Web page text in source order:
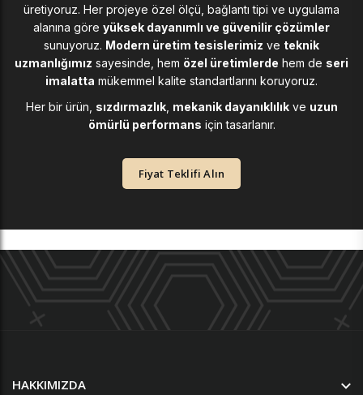
üretiyoruz. Her projeye özel ölçü, bağlantı tipi ve uygulama
alanına göre yüksek dayanımlı ve güvenilir çözümler
sunuyoruz. Modern üretim tesislerimiz ve teknik
uzmanlığımız sayesinde, hem özel üretimlerde hem de seri
imalatta mükemmel kalite standartlarını koruyoruz.
Her bir ürün, sızdırmazlık, mekanik dayanıklılıkve uzun
ömürlü performans için tasarlanır.
Fiyat Teklifi Alın
HAKKIMIZDA